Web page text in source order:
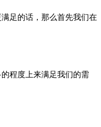
足的话，那么首先我们在
程度上来满足我们的需